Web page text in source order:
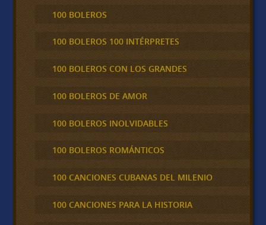
100 BOLEROS
100 BOLEROS 100 INTÉRPRETES
100 BOLEROS CON LOS GRANDES
100 BOLEROS DE AMOR
100 BOLEROS INOLVIDABLES
100 BOLEROS ROMÁNTICOS
100 CANCIONES CUBANAS DEL MILENIO
100 CANCIONES PARA LA HISTORIA